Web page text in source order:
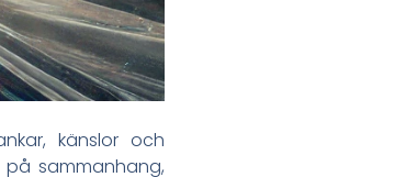
känslor och
sammanhang,